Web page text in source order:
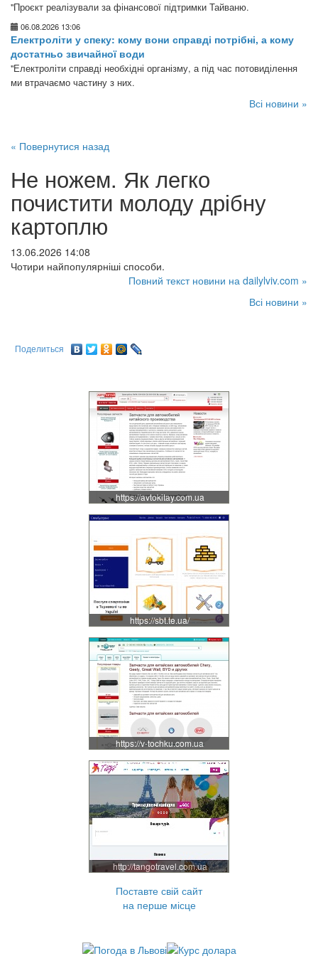
"Проєкт реалізували за фінансової підтримки Тайваню.
06.08.2026 13:06
Електроліти у спеку: кому вони справді потрібні, а кому
достатньо звичайної води
"Електроліти справді необхідні організму, а під час потовиділення
ми втрачаємо частину з них.
Всі новини »
« Повернутися назад
Не ножем. Як легко
почистити молоду дрібну
картоплю
13.06.2026 14:08
Чотири найпопулярніші способи.
Повний текст новини на dailylviv.com »
Всі новини »
Поделиться
https://avtokitay.com.ua
https://sbt.te.ua/
https://v-tochku.com.ua
http://tangotravel.com.ua
Поставте свій сайт
на перше місце